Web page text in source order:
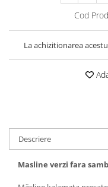
Cod
La achizitionarea
Descriere
Masline verzi fara